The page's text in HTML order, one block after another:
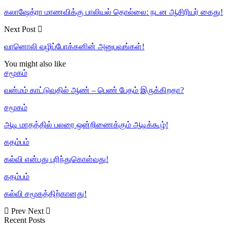
கலாஷேத்ரா மாணவிக்கு பாலியல் தொல்லை: நடன ஆசிரியர் கைது!
Next Post
வானொலி வழிப்போக்கனின் அனுபவங்கள்!
You might also like
சமூகம்
வன்மம் காட்டுவதில் ஆண் – பெண் பேதம் இருக்கிறதா?
சமூகம்
ஆடி மாதத்தில் பலரை ஒன்றிணைக்கும் ஆடிக்கூழ்!
கதம்பம்
கல்வி என்பது புரிந்துகொள்வது!
கதம்பம்
கல்வி சமூகத்திற்கானது!
Prev Next
Recent Posts